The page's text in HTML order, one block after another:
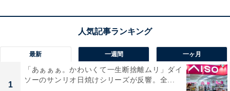
10」です。価格は記事執筆時点で、税込み1490円となっ
ています。
この商品のおすすめポイントは？
最新 一週間 一ヶ月
1
「あぁぁぁ。かわいくて一生断捨離ムリ」ダイ
ソーのサンリオ日焼けシリーズが反響。全...